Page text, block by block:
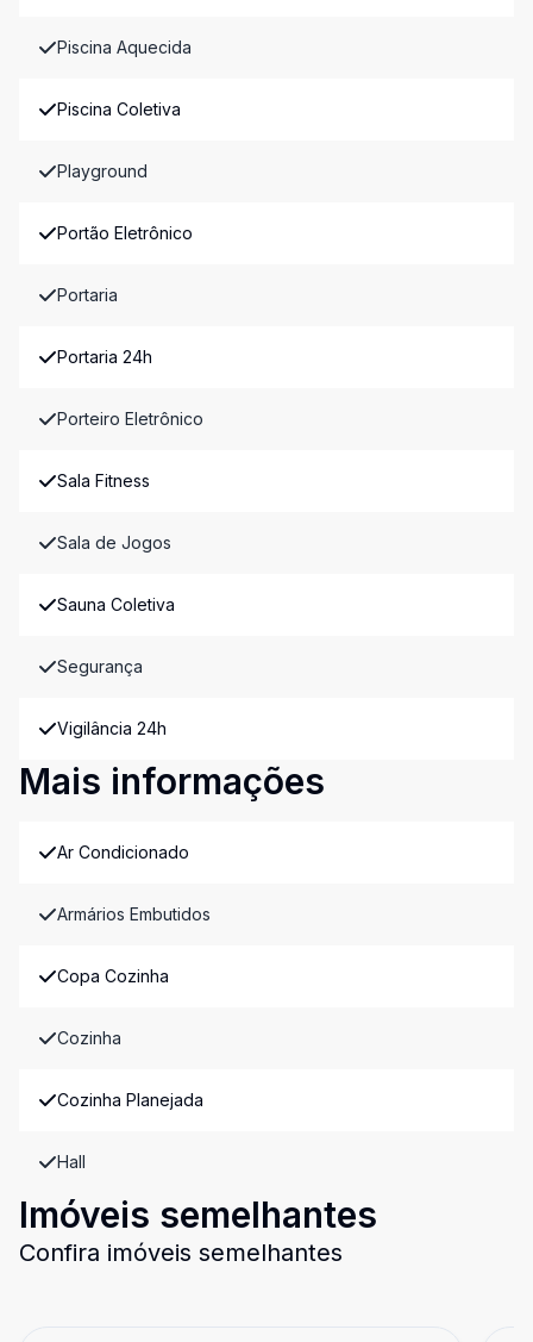
Piscina Aquecida
Piscina Coletiva
Playground
Portão Eletrônico
Portaria
Portaria 24h
Porteiro Eletrônico
Sala Fitness
Sala de Jogos
Sauna Coletiva
Segurança
Vigilância 24h
Mais informações
Ar Condicionado
Armários Embutidos
Copa Cozinha
Cozinha
Cozinha Planejada
Hall
Imóveis semelhantes
Confira imóveis semelhantes